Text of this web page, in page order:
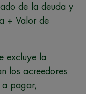
de la deuda y
+ Valor de
excluye la
los acreedores
a pagar,